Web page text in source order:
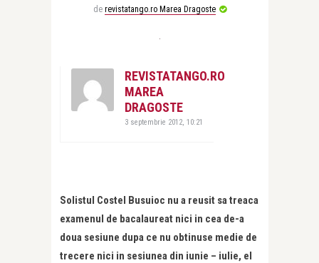
de revistatango.ro Marea Dragoste
REVISTATANGO.RO
MAREA
DRAGOSTE
3 septembrie 2012, 10:21
Solistul Costel Busuioc nu a reusit sa treaca
examenul de bacalaureat nici in cea de-a
doua sesiune dupa ce nu obtinuse medie de
trecere nici in sesiunea din iunie – iulie, el